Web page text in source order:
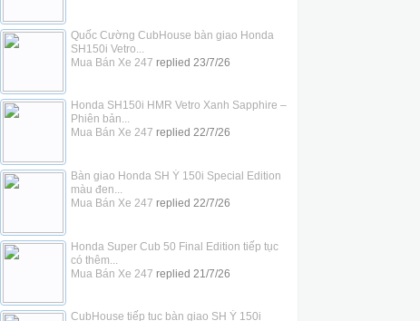
Quốc Cường CubHouse bàn giao Honda
SH150i Vetro...
Mua Bán Xe 247 replied 23/7/26
Honda SH150i HMR Vetro Xanh Sapphire –
Phiên bản...
Mua Bán Xe 247 replied 22/7/26
Bàn giao Honda SH Ý 150i Special Edition
màu đen...
Mua Bán Xe 247 replied 22/7/26
Honda Super Cub 50 Final Edition tiếp tục
có thêm...
Mua Bán Xe 247 replied 21/7/26
CubHouse tiếp tục bàn giao SH Ý 150i